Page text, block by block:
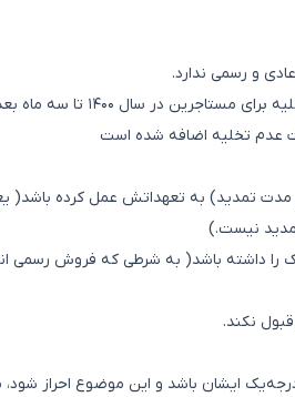
و رسمی ندارد.
سه ماه بعد از پایان کرونا تمدید شده است
عدم تخلیه اضافه شده است
در مدت تمدید) به تعهداتش عمل کرده
نیست.)
را داشته باشد( به شرطی که فروش رسمی
نکند.
درجه‌یک ایشان باشد و این موضوع احراز